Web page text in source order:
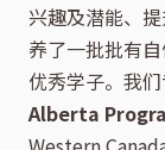
兴趣及潜能、
养了一批批有
优秀学子。我
Alberta